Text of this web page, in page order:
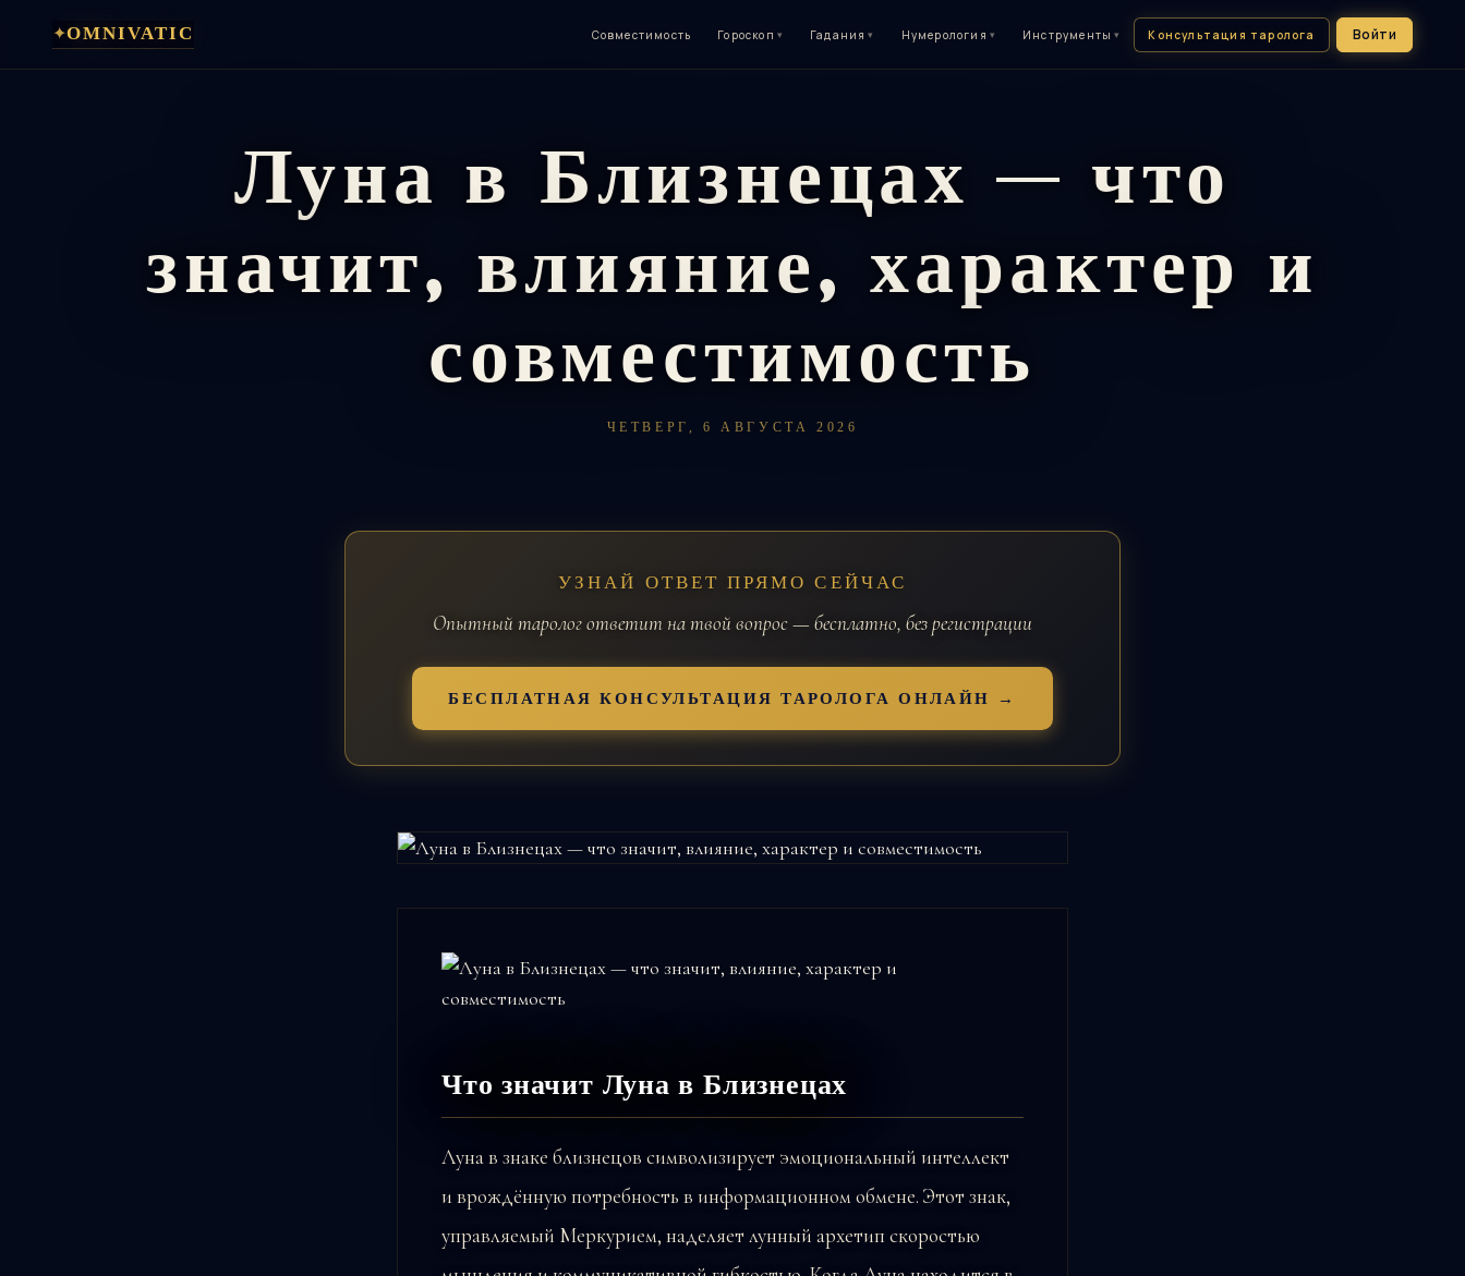
содержимому
✦OMNIVATIC Совместимость Гороскоп ▾ Гадания ▾ Нумерология ▾ Инструменты ▾ Консультация таролога Войти
Луна в Близнецах — что
значит, влияние, характер и
совместимость
ЧЕТВЕРГ, 6 АВГУСТА 2026
УЗНАЙ ОТВЕТ ПРЯМО СЕЙЧАС
Опытный таролог ответит на твой вопрос — бесплатно, без регистрации
БЕСПЛАТНАЯ КОНСУЛЬТАЦИЯ ТАРОЛОГА ОНЛАЙН →
Что значит Луна в Близнецах
Луна в знаке близнецов символизирует эмоциональный интеллект
и врождённую потребность в информационном обмене. Этот знак,
управляемый Меркурием, наделяет лунный архетип скоростью